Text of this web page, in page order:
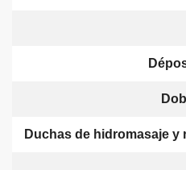
Duchas de hidromasaje